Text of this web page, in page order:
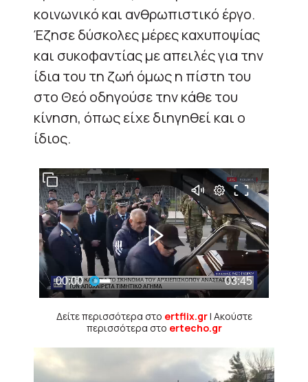
κοινωνικό και ανθρωπιστικό έργο.
Έζησε δύσκολες μέρες καχυποψίας
και συκοφαντίας με απειλές για την
ίδια του τη ζωή όμως η πίστη του
στο Θεό οδηγούσε την κάθε του
κίνηση, όπως είχε διηγηθεί και ο
ίδιος.
Δείτε περισσότερα στο ertflix.gr| Ακούστε
περισσότερα στο ertecho.gr